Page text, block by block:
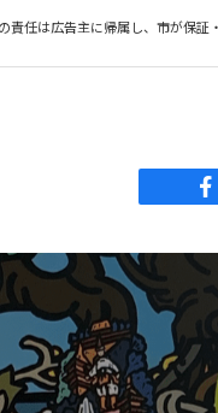
責任は広告主に帰属し、市が保証